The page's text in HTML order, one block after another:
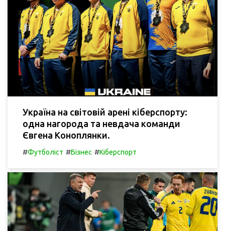
Україна на світовій арені кіберспорту:
одна нагорода та невдача команди
Євгена Коноплянки.
#Футболіст #Бізнес #Кіберспорт